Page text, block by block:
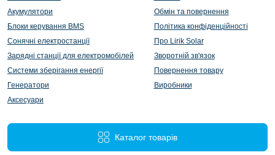
Акумулятори
Блоки керування BMS
Сонячні електростанції
Зарядні станції для електромобілей
Системи зберігання енергії
Генератори
Аксесуари
Обмін та повернення
Політика конфіденційності
Про Lirik Solar
Зворотній зв'язок
Повернення товару
Виробники
Каталог товарів